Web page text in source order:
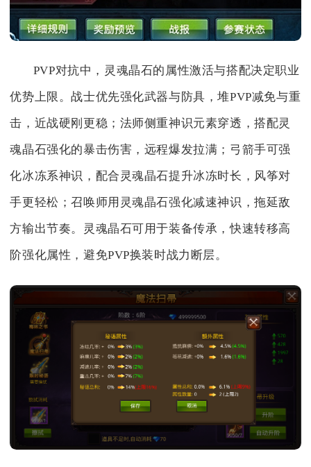
PVP对抗中，灵魂晶石的属性激活与搭配决定职业
优势上限。战士优先强化武器与防具，堆PVP减免与重
击，近战硬刚更稳；法师侧重神识元素穿透，搭配灵
魂晶石强化的暴击伤害，远程爆发拉满；弓箭手可强
化冰冻系神识，配合灵魂晶石提升冰冻时长，风筝对
手更轻松；召唤师用灵魂晶石强化减速神识，拖延敌
方输出节奏。灵魂晶石可用于装备传承，快速转移高
阶强化属性，避免PVP换装时战力断层。